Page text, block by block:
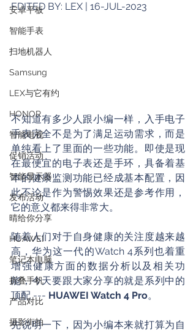
安卓平板
智能手表
扫地机器人
Samsung
LEX与它有约
HONOR
智能电视
促销活动
智能显示器
发布活动
晴给你分享
HUAWEI
笔记本电脑
折叠手机
产品对比
摄影街拍
EDITED BY: LEX | 16-JUL-2023
不知道有多少人跟小编一样，入手电子
手表完全不是为了满足运动需求，而是
单纯看上了里面的一些功能。即使是现
在最便宜的电子表还是手环，具备着基
本的健康监测功能已经成基本配置，因
此不论是作为警惕效果还是参考作用，
它的意义都来得非常大。
随着人们对于自身健康的关注度越来越
高，华为这一代的Watch 4系列也着重
增强健康方面的数据分析以及相关功
能，今天要跟大家分享的就是系列中的
顶配 --- HUAWEI Watch 4 Pro。
先说明一下，因为小编本来就打算为自